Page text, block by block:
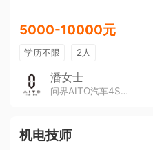
5000-10000元
学历不限 2人
潘女士
问界AITO汽车4S店（董公寺汽博城）
机电技师